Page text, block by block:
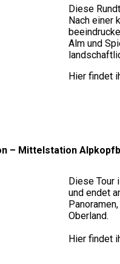
Diese
Nach einer
Alm und
Hier findet
– Mittelstation
Diese Tour
und endet
Oberland.
Hier findet